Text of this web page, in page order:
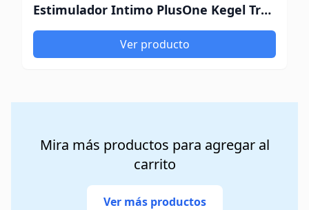
Estimulador Intimo PlusOne Kegel Trainer
Ver producto
Mira más productos para agregar al
carrito
Ver más productos